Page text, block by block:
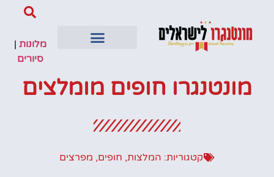
מלונות |
סיורים
מונטנגרו חופים מומלצים
קטגוריות: המלצות, חופים, מפרצים